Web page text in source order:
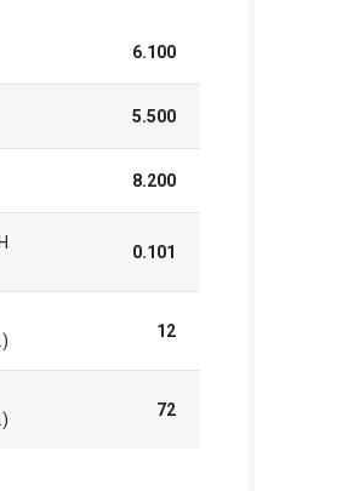
6.100
5.500
8.200
0.101
12
72